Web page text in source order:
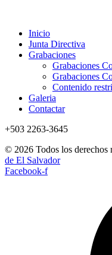
Inicio
Junta Directiva
Grabaciones
Grabaciones
Grabaciones
Contenido
Galeria
Contactar
+503 2263-3645
© 2026 Todos los derechos
de El Salvador
Facebook-f